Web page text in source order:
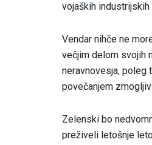
vojaških
Vendar nihče ne
večjim delom svojih
neravnovesja, poleg
povečanjem
Zelenski bo
preživeli letošnje